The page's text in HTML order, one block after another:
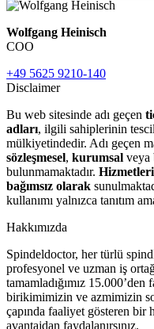
Wolfgang Heinisch
COO
+49 5625 9210-140
Disclaimer
Bu web sitesinde adı geçen
adları, ilgili sahiplerinin
mülkiyetindedir. Adı geçen
sözleşmesel, kurumsal veya
bulunmamaktadır.
bağımsız olarak
kullanımı yalnızca tanıtım
Hakkımızda
Spindeldoctor, her türlü
profesyonel ve uzman iş
tamamladığımız 15.000’den
birikimimizin ve azmimizin
çapında faaliyet gösteren bir
avantajdan faydalanırsınız.